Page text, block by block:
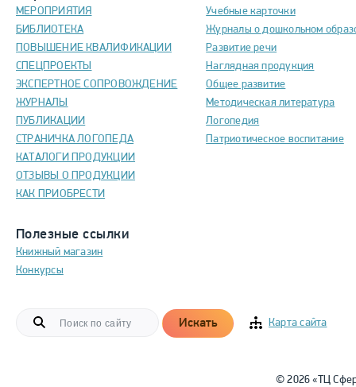
МЕРОПРИЯТИЯ
БИБЛИОТЕКА
ПОВЫШЕНИЕ КВАЛИФИКАЦИИ
СПЕЦПРОЕКТЫ
ЭКСПЕРТНОЕ СОПРОВОЖДЕНИЕ
ЖУРНАЛЫ
ПУБЛИКАЦИИ
СТРАНИЧКА ЛОГОПЕДА
КАТАЛОГИ ПРОДУКЦИИ
ОТЗЫВЫ О ПРОДУКЦИИ
КАК ПРИОБРЕСТИ
Полезные ссылки
Книжный магазин
Конкурсы
Учебные карточки
Журналы о дошкольном
Развитие речи
Наглядная продукция
Общее развитие
Методическая литература
Логопедия
Патриотическое воспитание
Искать Карта сайта
© 2026 «ТЦ